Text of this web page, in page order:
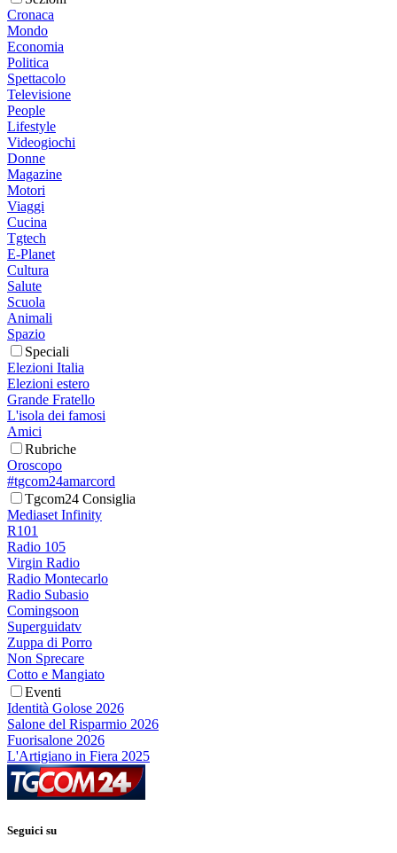
Cronaca
Mondo
Economia
Politica
Spettacolo
Televisione
People
Lifestyle
Videogiochi
Donne
Magazine
Motori
Viaggi
Cucina
Tgtech
E-Planet
Cultura
Salute
Scuola
Animali
Spazio
Speciali
Elezioni Italia
Elezioni estero
Grande Fratello
L'isola dei famosi
Amici
Rubriche
Oroscopo
#tgcom24amarcord
Tgcom24 Consiglia
Mediaset Infinity
R101
Radio 105
Virgin Radio
Radio Montecarlo
Radio Subasio
Comingsoon
Superguidatv
Zuppa di Porro
Non Sprecare
Cotto e Mangiato
Eventi
Identità Golose 2026
Salone del Risparmio 2026
Fuorisalone 2026
L'Artigiano in Fiera 2025
Seguici su